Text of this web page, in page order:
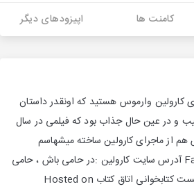
کامنت ها اپیزودهای دیگر
کارولین وارموس هستید که اونقدر داستان
و در عین حال جذاب بود که فیلمی در سال
هم از ماجرای کارولین ساخته میشهاسم
فیلم:Fatal Attraction1987 آدرس سایت کارولین :در حامی باش ، حامی
ما باشپادکست دوم ما: پادکست کتابخوانی اتاق کتاب Hosted on